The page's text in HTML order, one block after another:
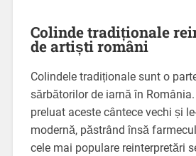
Colinde tradiționale
de artiști români
Colindele tradiționale sunt o
sărbătorilor de iarnă în
preluat aceste cântece vechi și
modernă, păstrând însă
cele mai populare reinterpretări